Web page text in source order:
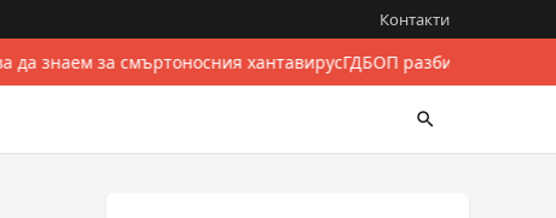
Контакти
да знаем за смъртоносния хантавирусГДБОП разби